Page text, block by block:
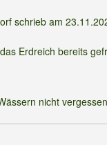
schrieb am
Erdreich bereits
nicht